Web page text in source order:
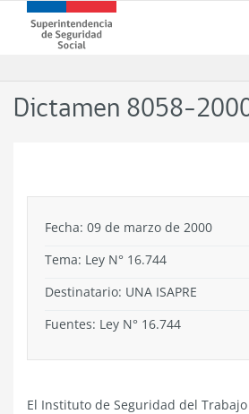
contenido
Superintendencia
de
-
Dictamen 8058-
Fecha: 09 de marzo de 2000
Tema: Ley N° 16.744
Destinatario: UNA ISAPRE
Fuentes: Ley N° 16.744
El Instituto de Seguridad del